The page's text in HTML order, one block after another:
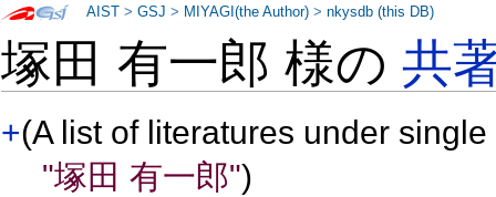
塚田 有一郎 様の共
+(A list of literatures under
"塚田 有一郎")
AIST >GSJ > MIYAGI(the Author) >nkysdb (this DB)